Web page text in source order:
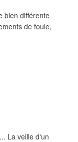
bien différente
de foule,
La veille d'un